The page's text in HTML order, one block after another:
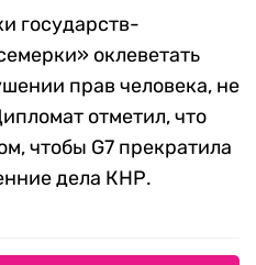
государств-
оклеветать
прав человека, не
отметил, что
чтобы G7 прекратила
дела КНР.